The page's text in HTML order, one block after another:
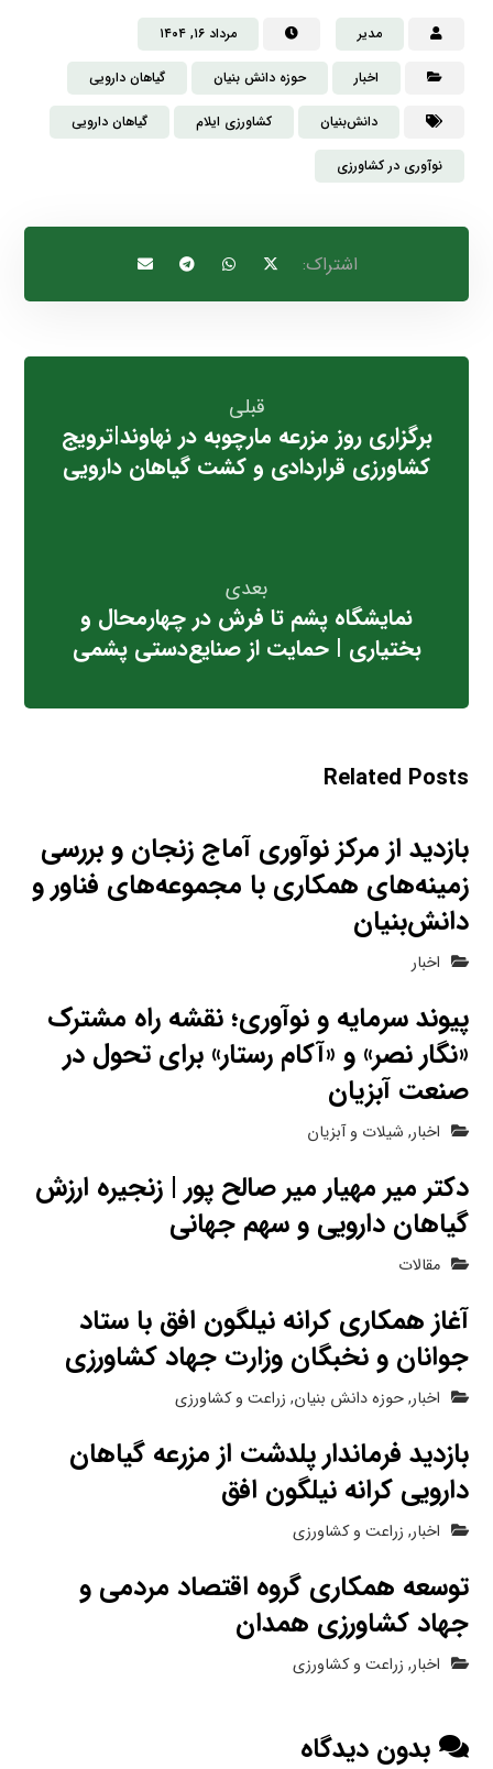
مدیر مرداد ۱۶, ۱۴۰۴
اخبار حوزه دانش بنیان گیاهان دارویی
دانش‌بنیان کشاورزی ایلام گیاهان دارویی
نوآوری در کشاورزی
قبلی
برگزاری روز مزرعه مارچوبه در نهاوند|ترویج
کشاورزی قراردادی و کشت گیاهان دارویی
بعدی
نمایشگاه پشم تا فرش در چهارمحال و
بختیاری | حمایت از صنایع‌دستی پشمی
Related Posts
بازدید از مرکز نوآوری آماج زنجان و بررسی
زمینه‌های همکاری با مجموعه‌های فناور و
دانش‌بنیان
اخبار
پیوند سرمایه و نوآوری؛ نقشه راه مشترک
«نگار نصر» و «آکام رستار» برای تحول در
صنعت آبزیان
اخبار, شیلات و آبزیان
دکتر میر مهیار میر صالح پور | زنجیره ارزش
گیاهان دارویی و سهم جهانی
مقالات
آغاز همکاری کرانه نیلگون افق با ستاد
جوانان و نخبگان وزارت جهاد کشاورزی
اخبار,حوزه دانش بنیان, زراعت و کشاورزی
بازدید فرماندار پلدشت از مزرعه گیاهان
دارویی کرانه نیلگون افق
اخبار, زراعت و کشاورزی
توسعه همکاری گروه اقتصاد مردمی و
جهاد کشاورزی همدان
اخبار, زراعت و کشاورزی
بدون دیدگاه